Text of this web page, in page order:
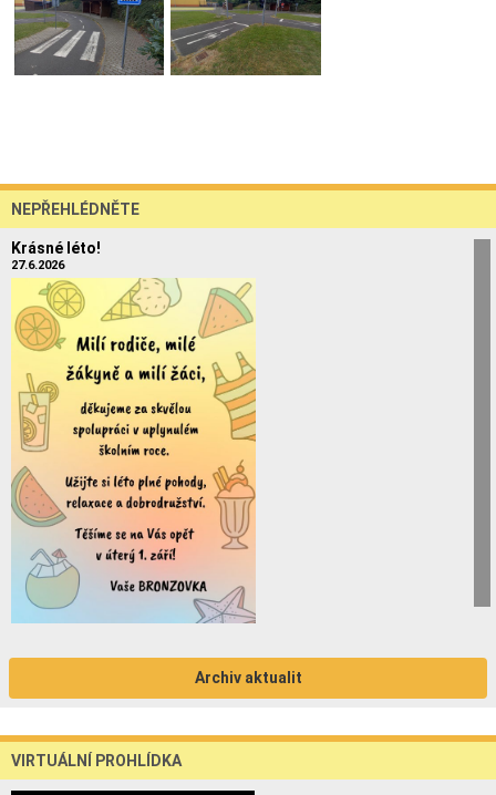
NEPŘEHLÉDNĚTE
Krásné léto!
27.6.2026
Archiv aktualit
VIRTUÁLNÍ PROHLÍDKA